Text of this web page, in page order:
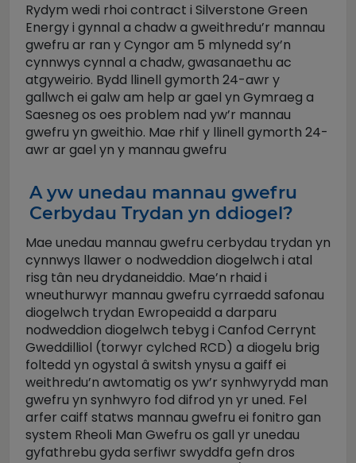
Rydym wedi rhoi contract i Silverstone Green
Energy i gynnal a chadw a gweithredu’r mannau
gwefru ar ran y Cyngor am 5 mlynedd sy’n
cynnwys cynnal a chadw, gwasanaethu ac
atgyweirio. Bydd llinell gymorth 24-awr y
gallwch ei galw am help ar gael yn Gymraeg a
Saesneg os oes problem nad yw’r mannau
gwefru yn gweithio. Mae rhif y llinell gymorth 24-
awr ar gael yn y mannau gwefru
A yw unedau mannau gwefru
Cerbydau Trydan yn ddiogel?
Mae unedau mannau gwefru cerbydau trydan yn
cynnwys llawer o nodweddion diogelwch i atal
risg tân neu drydaneiddio. Mae’n rhaid i
wneuthurwyr mannau gwefru cyrraedd safonau
diogelwch trydan Ewropeaidd a darparu
nodweddion diogelwch tebyg i Canfod Cerrynt
Gweddilliol (torwyr cylched RCD) a diogelu brig
foltedd yn ogystal â switsh ynysu a gaiff ei
weithredu’n awtomatig os yw’r synhwyrydd man
gwefru yn synhwyro fod difrod yn yr uned. Fel
arfer caiff statws mannau gwefru ei fonitro gan
system Rheoli Man Gwefru os gall yr unedau
gyfathrebu gyda serfiwr swyddfa gefn dros